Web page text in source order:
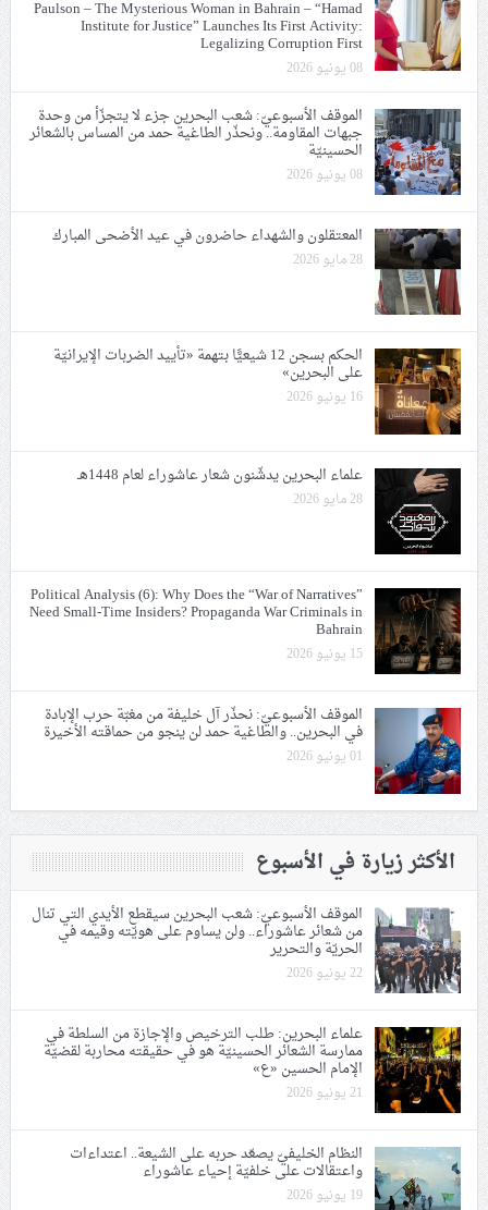
Paulson – The Mysterious Woman in Bahrain – “Hamad
Institute for Justice” Launches Its First Activity:
Legalizing Corruption First
08 يونيو 2026
الموقف الأسبوعيّ: شعب البحرين جزء لا يتجزّأ من وحدة
جبهات المقاومة.. ونحذّر الطاغية حمد من المساس بالشعائر
الحسينيّة
08 يونيو 2026
المعتقلون والشهداء حاضرون في عيد الأضحى المبارك
28 مايو 2026
الحكم بسجن 12 شيعيًّا بتهمة «تأييد الضربات الإيرانيّة
على البحرين»
16 يونيو 2026
علماء البحرين يدشّنون شعار عاشوراء لعام 1448هـ
28 مايو 2026
Political Analysis (6): Why Does the “War of Narratives”
Need Small-Time Insiders? Propaganda War Criminals in
Bahrain
15 يونيو 2026
الموقف الأسبوعيّ: نحذّر آل خليفة من مغبّة حرب الإبادة
في البحرين.. والطاغية حمد لن ينجو من حماقته الأخيرة
01 يونيو 2026
الأكثر زيارة في الأسبوع
الموقف الأسبوعيّ: شعب البحرين سيقطع الأيدي التي تنال
من شعائر عاشوراء.. ولن يساوم على هويّته وقيمه في
الحريّة والتحرير
22 يونيو 2026
علماء البحرين: طلب الترخيص والإجازة من السلطة في
ممارسة الشعائر الحسينيّة هو في حقيقته محاربة لقضيّة
الإمام الحسين «ع»
21 يونيو 2026
النظام الخليفيّ يصعّد حربه على الشيعة.. اعتداءات
واعتقالات على خلفيّة إحياء عاشوراء
19 يونيو 2026